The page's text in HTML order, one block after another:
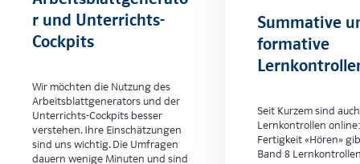
r und Unterrichts-
Cockpits
Wir möchten die Nutzung des
Arbeitsblattgenerators und der
Unterrichts-Cockpits besser
verstehen. Ihre Einschätzungen
sind uns wichtig. Die Umfragen
dauern wenige Minuten und sind
Summative
formative
Seit Kurzem sind
Lernkontrollen
Fertigkeit «Hören»
Band 8